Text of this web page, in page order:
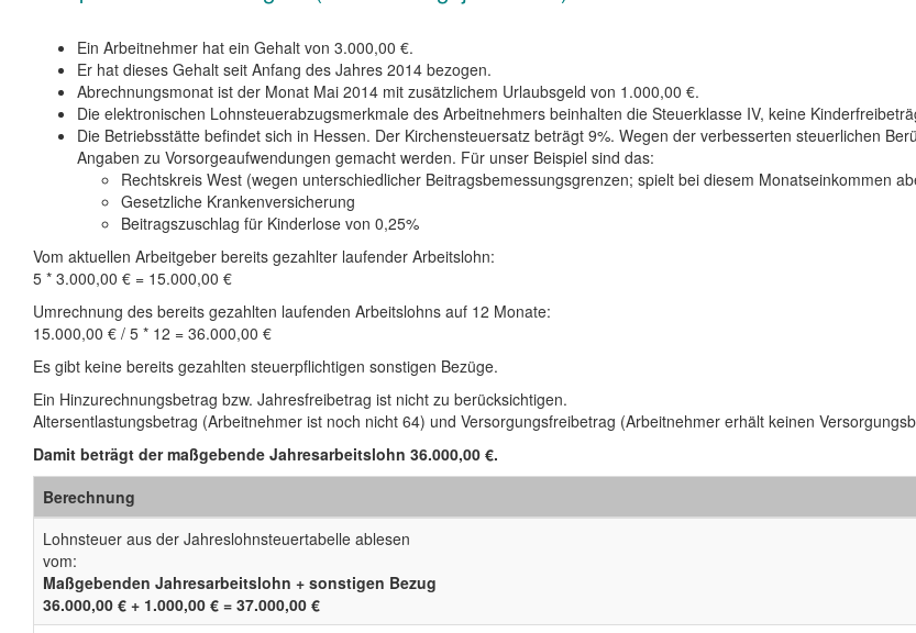
Ein Arbeitnehmer hat ein Gehalt von 3.000,00 €.
Er hat dieses Gehalt seit Anfang des Jahres 2014 bezogen.
Abrechnungsmonat ist der Monat Mai 2014 mit zusätzlichem Urlaubsgeld von 1.000,00 €.
Die elektronischen Lohnsteuerabzugsmerkmale des Arbeitnehmers beinhalten die Steuerklasse IV, keine
Die Betriebsstätte befindet sich in Hessen. Der Kirchensteuersatz beträgt 9%. Wegen der verbesserten steuerlichen
Angaben zu Vorsorgeaufwendungen gemacht werden. Für unser Beispiel sind das:
Rechtskreis West (wegen unterschiedlicher Beitragsbemessungsgrenzen; spielt bei diesem Monatseinkommen
Gesetzliche Krankenversicherung
Beitragszuschlag für Kinderlose von 0,25%
Vom aktuellen Arbeitgeber bereits gezahlter laufender Arbeitslohn:
5 * 3.000,00 € = 15.000,00 €
Umrechnung des bereits gezahlten laufenden Arbeitslohns auf 12 Monate:
15.000,00 € / 5 * 12 = 36.000,00 €
Es gibt keine bereits gezahlten steuerpflichtigen sonstigen Bezüge.
Ein Hinzurechnungsbetrag bzw. Jahresfreibetrag ist nicht zu berücksichtigen.
Altersentlastungsbetrag (Arbeitnehmer ist noch nicht 64) und Versorgungsfreibetrag (Arbeitnehmer erhält keinen
Damit beträgt der maßgebende Jahresarbeitslohn 36.000,00 €.
Berechnung
Lohnsteuer aus der Jahreslohnsteuertabelle ablesen
vom:
Maßgebenden Jahresarbeitslohn + sonstigen Bezug
36.000,00 € + 1.000,00 € = 37.000,00 €